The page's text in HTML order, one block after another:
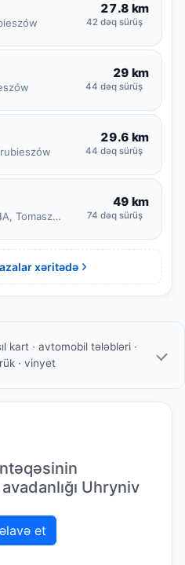
27.8 km
42 dəq sürüş
29 km
44 dəq sürüş
29.6 km
44 dəq sürüş
Łaszczowiecka 4A, Tomaszów Lubelski
49 km
74 dəq sürüş
xəritədə
kart · avtomobil tələbləri ·
· vinyet
Uhryniv
et